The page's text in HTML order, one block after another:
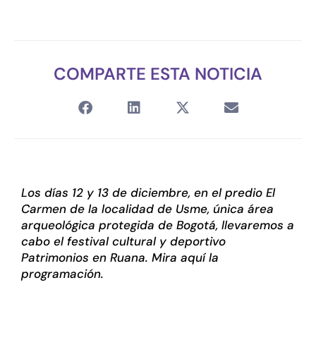
COMPARTE ESTA NOTICIA
Los días 12 y 13 de diciembre, en el predio El
Carmen de la localidad de Usme, única área
arqueológica protegida de Bogotá, llevaremos a
cabo el festival cultural y deportivo
Patrimonios en Ruana. Mira aquí la
programación.